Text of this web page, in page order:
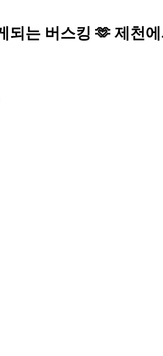
는 버스킹 🫶 제천